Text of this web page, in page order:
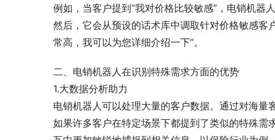
例如，当客户提到“我对价格比较敏感”，电销机器
然后，它会从预设的话术库中调取针对价格敏感客
常高，我可以为您详细介绍一下”。
二、电销机器人在识别特殊需求方面的优势
1.大数据分析助力
电销机器人可以处理大量的客户数据。通过对海量
如果许多客户在特定场景下都提到了类似的特殊